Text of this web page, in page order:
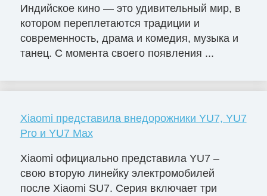
Индийское кино — это удивительный мир, в
котором переплетаются традиции и
современность, драма и комедия, музыка и
танец. С момента своего появления ...
Xiaomi представила внедорожники YU7, YU7
Pro и YU7 Max
Xiaomi официально представила YU7 –
свою вторую линейку электромобилей
после Xiaomi SU7. Серия включает три